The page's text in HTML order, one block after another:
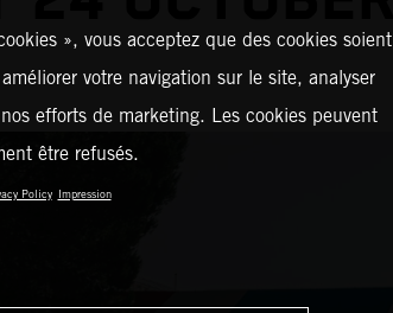
», vous acceptez que des cookies soient
votre navigation sur le site, analyser
efforts de marketing. Les cookies peuvent
être refusés.
Policy Impression